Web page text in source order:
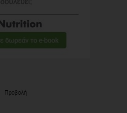
Προβολή